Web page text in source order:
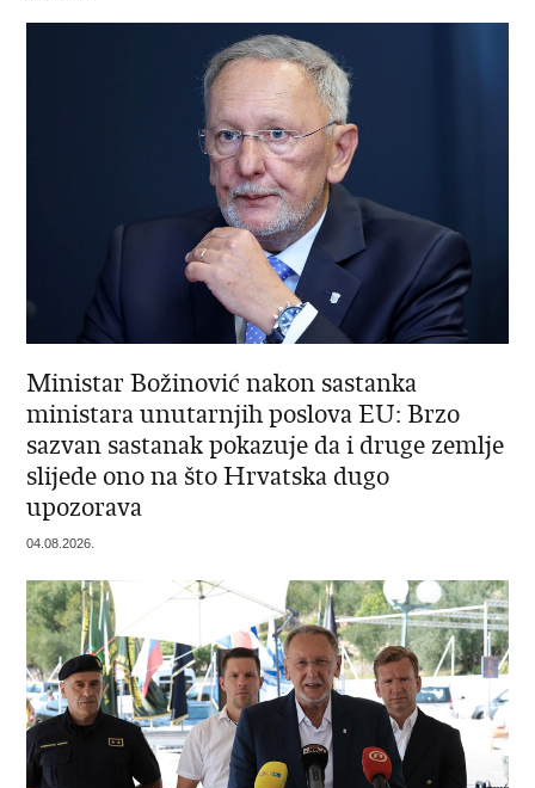
Ministar Božinović nakon sastanka
ministara unutarnjih poslova EU: Brzo
sazvan sastanak pokazuje da i druge zemlje
slijede ono na što Hrvatska dugo
upozorava
04.08.2026.